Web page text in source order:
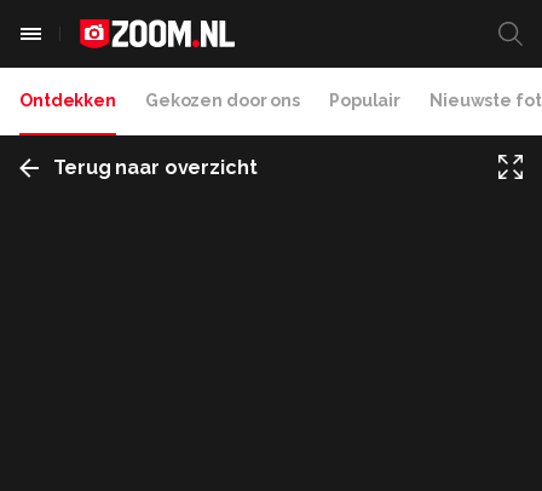
Ontdekken Gekozen door ons Populair Nieuwste
Terug naar overzicht